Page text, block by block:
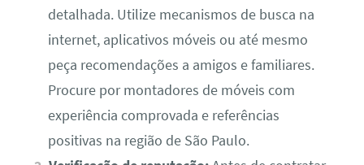
detalhada. Utilize mecanismos de busca na
internet, aplicativos móveis ou até mesmo
peça recomendações a amigos e familiares.
Procure por montadores de móveis com
experiência comprovada e referências
positivas na região de São Paulo.